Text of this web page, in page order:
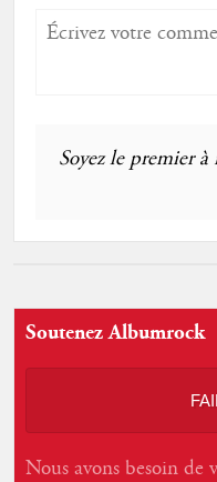
Soyez le premier
Soutenez Albumrock
Nous avons besoin de